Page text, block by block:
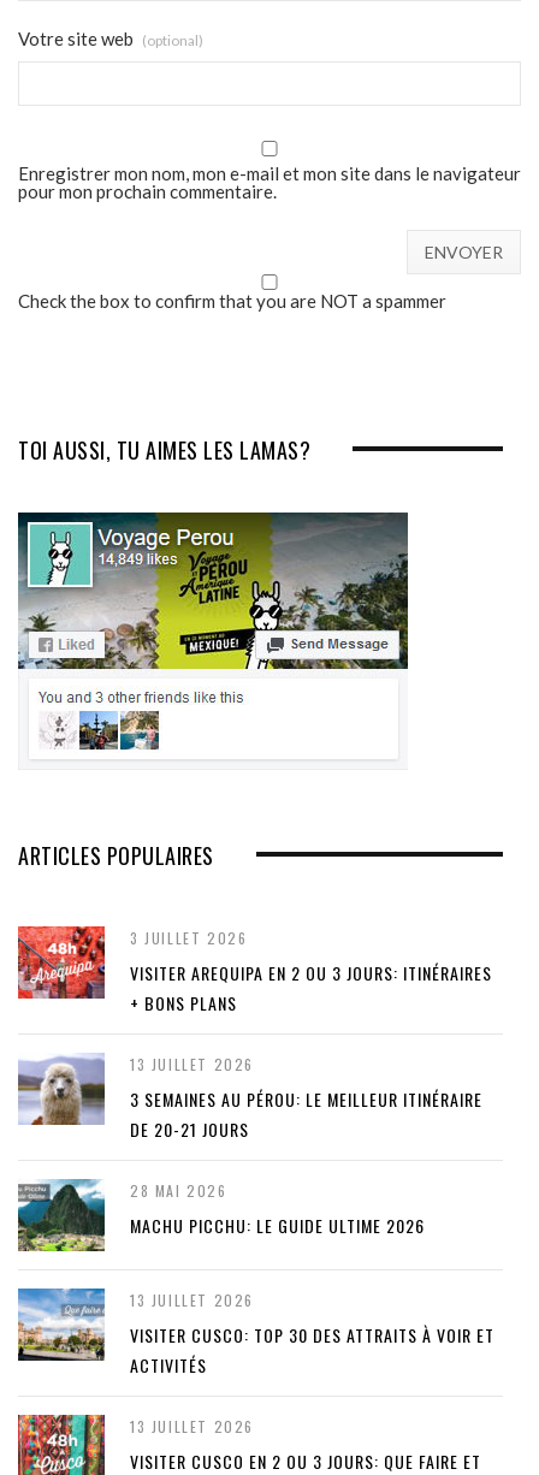
Votre site web (optional)
Enregistrer mon nom, mon e-mail et mon site dans le navigateur
pour mon prochain commentaire.
Check the box to confirm that you are NOT a spammer
TOI AUSSI, TU AIMES LES LAMAS?
ARTICLES POPULAIRES
3 JUILLET 2026
VISITER AREQUIPA EN 2 OU 3 JOURS: ITINÉRAIRES
+ BONS PLANS
13 JUILLET 2026
3 SEMAINES AU PÉROU: LE MEILLEUR ITINÉRAIRE
DE 20-21 JOURS
28 MAI 2026
MACHU PICCHU: LE GUIDE ULTIME 2026
13 JUILLET 2026
VISITER CUSCO: TOP 30 DES ATTRAITS À VOIR ET
ACTIVITÉS
13 JUILLET 2026
VISITER CUSCO EN 2 OU 3 JOURS: QUE FAIRE ET